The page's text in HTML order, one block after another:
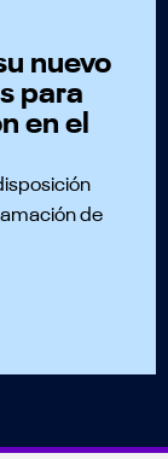
nuevo
para
en el
de